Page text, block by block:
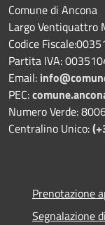
Comune di Ancona
Largo Ventiquattro
Codice
Partita IVA:
Email:
PEC:
Numero Verde:
Centralino Unico:
Prenotazione
Segnalazione